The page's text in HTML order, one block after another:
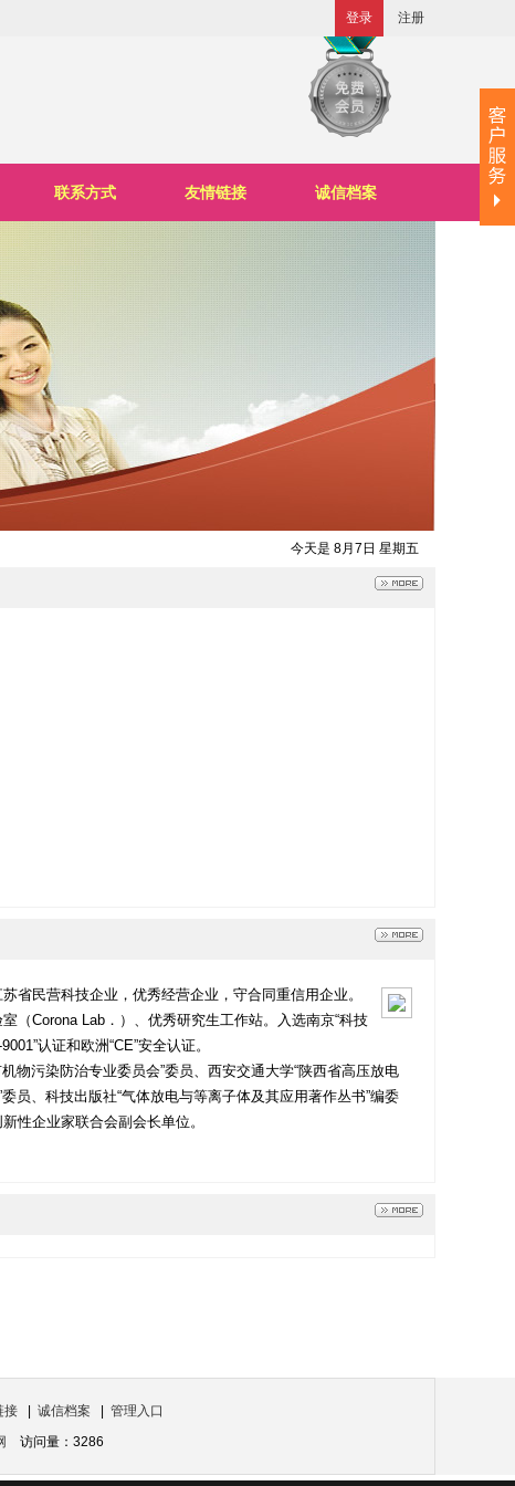
登录 注册
联系方式 友情链接 诚信档案
今天是 8月7日 星期五
省民营科技企业，优秀经营企业，守合同重信用企业。
（Corona Lab．）、优秀研究生工作站。入选南京“科技
认证和欧洲“CE”安全认证。
物污染防治专业委员会”委员、西安交通大学“陕西省高压放电
员、科技出版社“气体放电与等离子体及其应用著作丛书”编委
性企业家联合会副会长单位。
接 诚信档案
管理入口
访问量：3286